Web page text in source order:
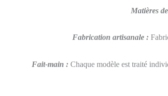
Matières
Fabrication artisanale :
Fait-main : Chaque modèle est traité